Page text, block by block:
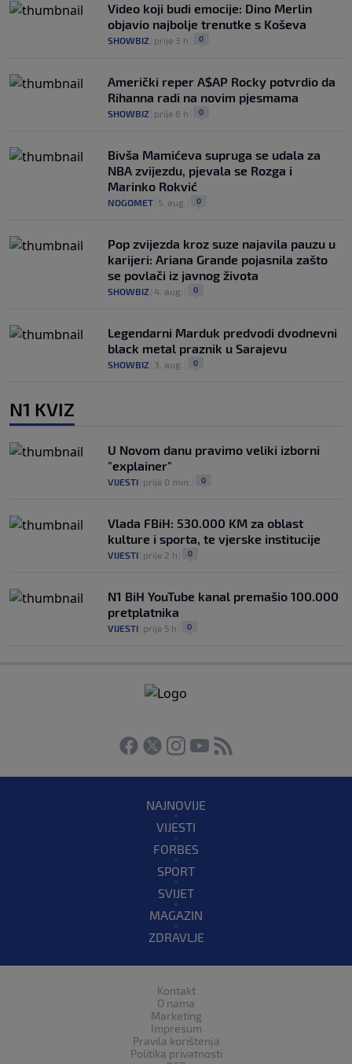
Video koji budi emocije: Dino Merlin
objavio najbolje trenutke s Koševa
SHOWBIZ prije 3 h 0
Američki reper A$AP Rocky potvrdio da
Rihanna radi na novim pjesmama
SHOWBIZ prije 6 h 0
Bivša Mamićeva supruga se udala za
NBA zvijezdu, pjevala se Rozga i
Marinko Rokvić
NOGOMET 5. aug. 0
Pop zvijezda kroz suze najavila pauzu u
karijeri: Ariana Grande pojasnila zašto
se povlači iz javnog života
SHOWBIZ 4. aug. 0
Legendarni Marduk predvodi dvodnevni
black metal praznik u Sarajevu
SHOWBIZ 3. aug. 0
N1 KVIZ
U Novom danu pravimo veliki izborni
"explainer"
VIJESTI prije 0 min. 0
Vlada FBiH: 530.000 KM za oblast
kulture i sporta, te vjerske institucije
VIJESTI prije 2 h 0
N1 BiH YouTube kanal premašio 100.000
pretplatnika
VIJESTI prije 5 h 0
NAJNOVIJE
VIJESTI
FORBES
SPORT
SVIJET
MAGAZIN
ZDRAVLJE
Kontakt
O nama
Marketing
Impresum
Pravila korištenja
Politika privatnosti